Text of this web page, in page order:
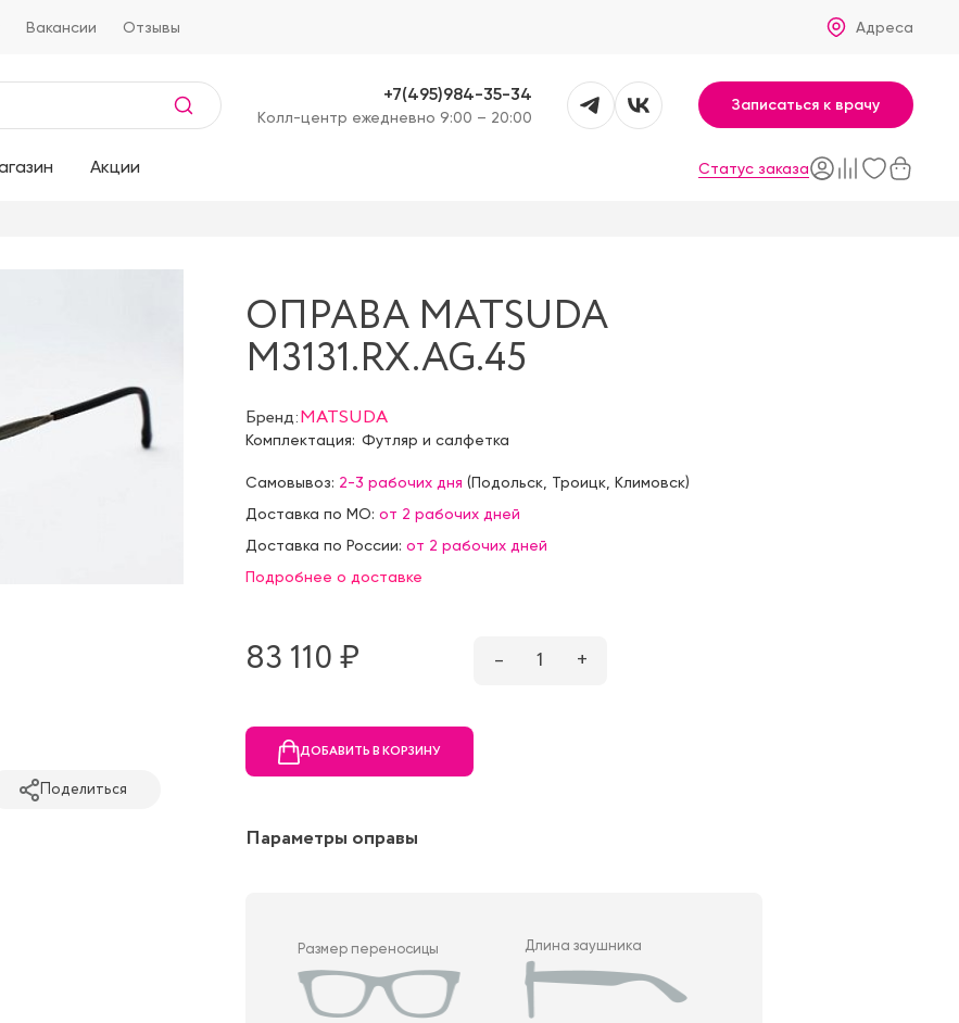
Вакансии Отзывы Адреса
+7(495)984-35-34
Kолл-центр ежедневно 9:00 – 20:00
Записаться к врачу
Акции Статус заказа
Поделиться
ОПРАВА MATSUDA
M3131.RX.AG.45
Бренд:MATSUDA
Комплектация: Футляр и салфетка
Самовывоз: 2-3 рабочих дня (Подольск, Троицк, Климовск)
Доставка по МО: от 2 рабочих дней
Доставка по России: от 2 рабочих дней
Подробнее о доставке
83 110 ₷ – 1 +
ДОБАВИТЬ В КОРЗИНУ
Параметры оправы
Размер переносицы Длина заушника